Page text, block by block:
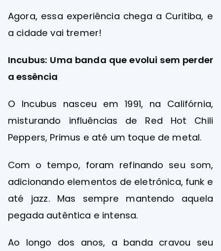
Agora, essa experiência chega a Curitiba, e
a cidade vai tremer!
Incubus: Uma banda que evolui sem perder
a essência
O Incubus nasceu em 1991, na Califórnia,
misturando influências de Red Hot Chili
Peppers, Primus e até um toque de metal.
Com o tempo, foram refinando seu som,
adicionando elementos de eletrônica, funk e
até jazz. Mas sempre mantendo aquela
pegada autêntica e intensa.
Ao longo dos anos, a banda cravou seu